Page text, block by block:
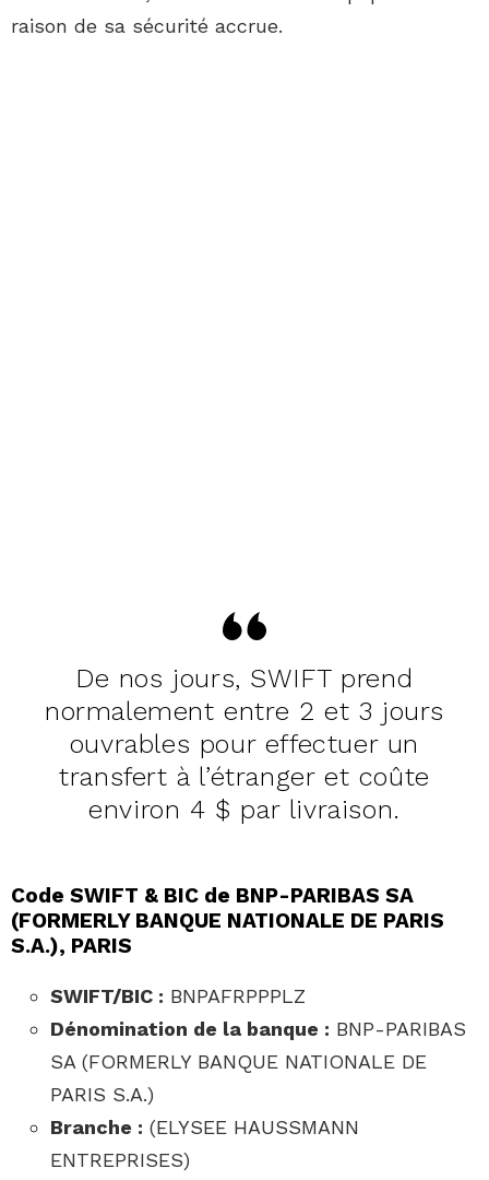
raison de sa sécurité accrue.
De nos jours, SWIFT prend
normalement entre 2 et 3 jours
ouvrables pour effectuer un
transfert à l’étranger et coûte
environ 4 $ par livraison.
Code SWIFT & BIC de BNP-PARIBAS SA
(FORMERLY BANQUE NATIONALE DE PARIS
S.A.), PARIS
SWIFT/BIC : BNPAFRPPPLZ
Dénomination de la banque : BNP-PARIBAS
SA (FORMERLY BANQUE NATIONALE DE
PARIS S.A.)
Branche : (ELYSEE HAUSSMANN
ENTREPRISES)